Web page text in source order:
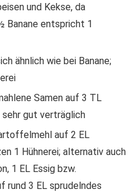
und Kekse, da
Banane entspricht 1
ähnlich wie bei Banane;
Samen auf 3 TL
sehr gut verträglich
auf 2 EL
1 Hühnerei; alternativ auch
1 EL Essig bzw.
rund 3 EL sprudelndes